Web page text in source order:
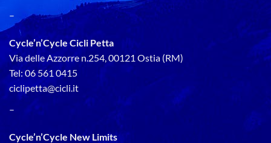
–
Cycle’n’Cycle Cicli Petta
Via delle Azzorre n.254, 00121 Ostia (RM)
Tel: 06 561 0415
ciclipetta@cicli.it
–
Cycle’n’Cycle New Limits